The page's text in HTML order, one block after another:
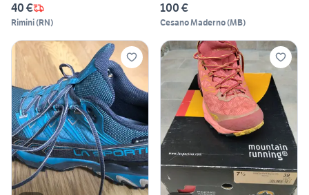
40 €
Rimini(RN)
100 €
Cesano Maderno(MB)